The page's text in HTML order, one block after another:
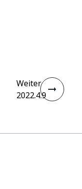
Weiter
2022.4.9